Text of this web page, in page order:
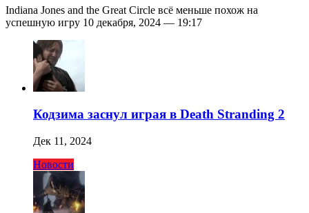
Indiana Jones and the Great Circle всё меньше похож на
успешную игру 10 декабря, 2024 — 19:17
Кодзима заснул играя в Death Stranding 2
Дек 11, 2024
Новости